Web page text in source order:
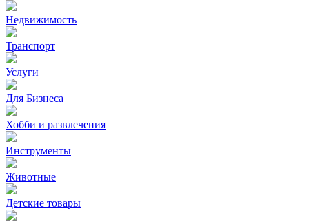
Недвижимость
Транспорт
Услуги
Для Бизнеса
Хобби и развлечения
Инструменты
Животные
Детские товары